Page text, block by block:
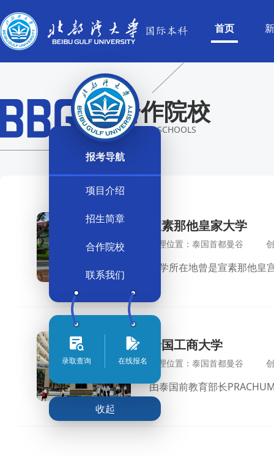
国际本科 首页
合作院校
PARTNER SCHOOLS
宣素那他皇家大学
地理位置：泰国首都曼谷
泰国工商大学
地理位置：泰国首都曼谷
报考导航
项目介绍
招生简章
合作院校
联系我们
录取查询 在线报名
收起